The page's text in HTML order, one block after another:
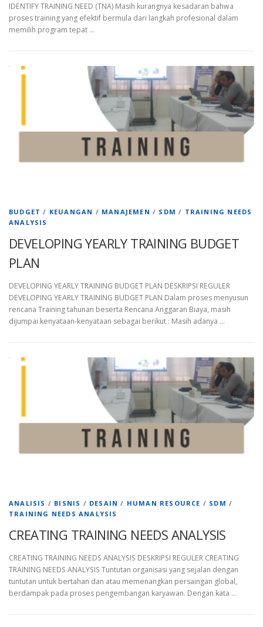
IDENTIFY TRAINING NEED (TNA) Masih kurangnya kesadaran bahwa
proses training yang efektif bermula dari langkah profesional dalam
memilih program tepat …
BUDGET / KEUANGAN / MANAJEMEN / SDM / TRAINING NEEDS
ANALYSIS
DEVELOPING YEARLY TRAINING BUDGET
PLAN
DEVELOPING YEARLY TRAINING BUDGET PLAN DESKRIPSI REGULER
DEVELOPING YEARLY TRAINING BUDGET PLAN Dalam proses menyusun
rencana Training tahunan beserta Rencana Anggaran Biaya, masih
dijumpai kenyataan-kenyataan sebagai berikut : Masih adanya …
ANALISIS / BISNIS / DESAIN / HUMAN RESOURCE / SDM /
TRAINING NEEDS ANALYSIS
CREATING TRAINING NEEDS ANALYSIS
CREATING TRAINING NEEDS ANALYSIS DESKRIPSI REGULER CREATING
TRAINING NEEDS ANALYSIS Tuntutan organisasi yang sejalan dengan
tuntutan untuk bertahan dan atau memenangkan persaingan global,
berdampak pada proses pengembangan karyawan. Dengan kata …